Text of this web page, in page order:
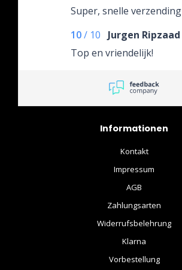
Super, snelle verzending
10/ 10
Jurgen Ripzaad
Top en vriendelijk!
Informationen
Kontakt
Impressum
AGB
Zahlungsarten
Widerrufsbelehrung
Klarna
Vorbestellung